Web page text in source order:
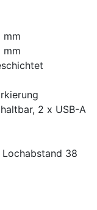
mm
mm
2 x USB-A
38